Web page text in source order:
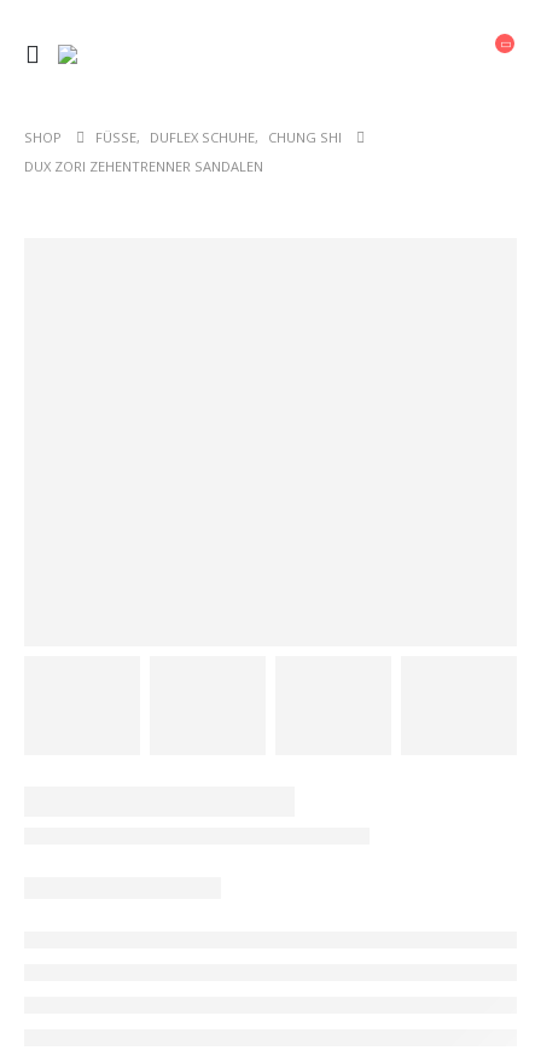
SHOP FÜSSE , DUFLEX SCHUHE,
CHUNG SHI
DUX ZORI ZEHENTRENNER SANDALEN